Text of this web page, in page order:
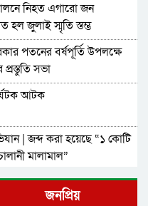
নিহত এগারো জন
হল জুলাই স্মৃতি স্তম্ভ
পতনের বর্ষপূর্তি উপলক্ষে
সভা
আটক
| জব্দ করা হয়েছে “১ কোটি
মালামাল”
এর ঘনঘন লোডশেডিং ,
জনপ্রিয়